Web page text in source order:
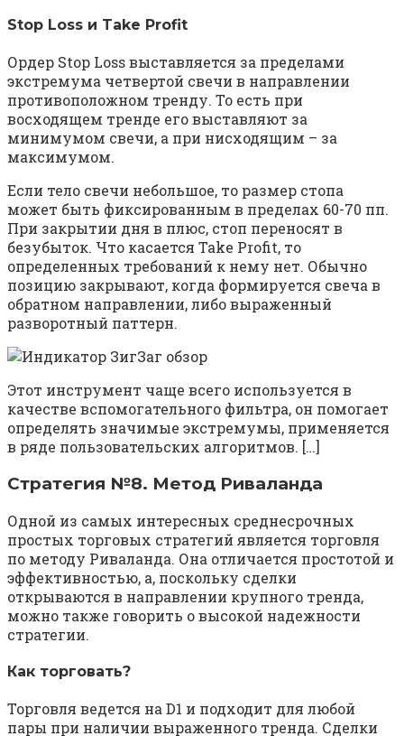
Stop Loss и Take Profit
Ордер Stop Loss выставляется за пределами
экстремума четвертой свечи в направлении
противоположном тренду. То есть при
восходящем тренде его выставляют за
минимумом свечи, а при нисходящим – за
максимумом.
Если тело свечи небольшое, то размер стопа
может быть фиксированным в пределах 60-70 пп.
При закрытии дня в плюс, стоп переносят в
безубыток. Что касается Take Profit, то
определенных требований к нему нет. Обычно
позицию закрывают, когда формируется свеча в
обратном направлении, либо выраженный
разворотный паттерн.
Этот инструмент чаще всего используется в
качестве вспомогательного фильтра, он помогает
определять значимые экстремумы, применяется
в ряде пользовательских алгоритмов. […]
Стратегия №8. Метод Риваланда
Одной из самых интересных среднесрочных
простых торговых стратегий является торговля
по методу Риваланда. Она отличается простотой и
эффективностью, а, поскольку сделки
открываются в направлении крупного тренда,
можно также говорить о высокой надежности
стратегии.
Как торговать?
Торговля ведется на D1 и подходит для любой
пары при наличии выраженного тренда. Сделки